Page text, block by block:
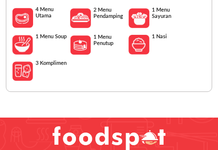
4 Menu
Utama
2 Menu
Pendamping
1 Menu
Sayuran
1 Menu Soup
1 Menu
Penutup
1 Nasi
3 Komplimen